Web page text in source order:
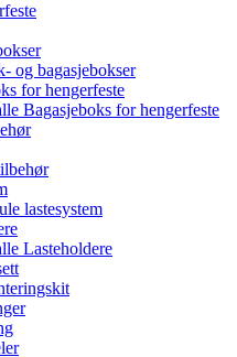
og bagasjebokser
for hengerfeste
Bagasjeboks for hengerfeste
lastesystem
Lasteholdere